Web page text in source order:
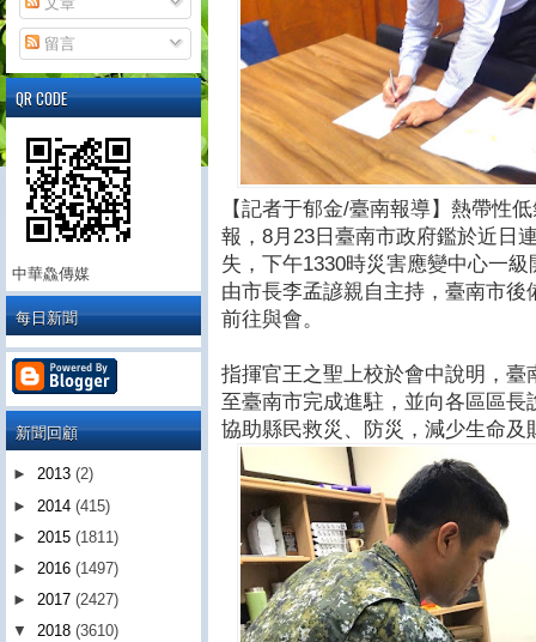
【記者于郁金/臺南報導】熱帶性
報，8月23日臺南市政府鑑於近日
失，下午1330時災害應變中心一
由市長李孟諺親自主持，臺南市
前往與會。
指揮官王之聖上校於會中說明，
至臺南市完成進駐，並向各區區
協助縣民救災、防災，減少生命及
留言
QR CODE
中華鱻傳媒
每日新聞
新聞回顧
► 2013 (2)
► 2014 (415)
► 2015 (1811)
► 2016 (1497)
► 2017 (2427)
▼ 2018 (3610)